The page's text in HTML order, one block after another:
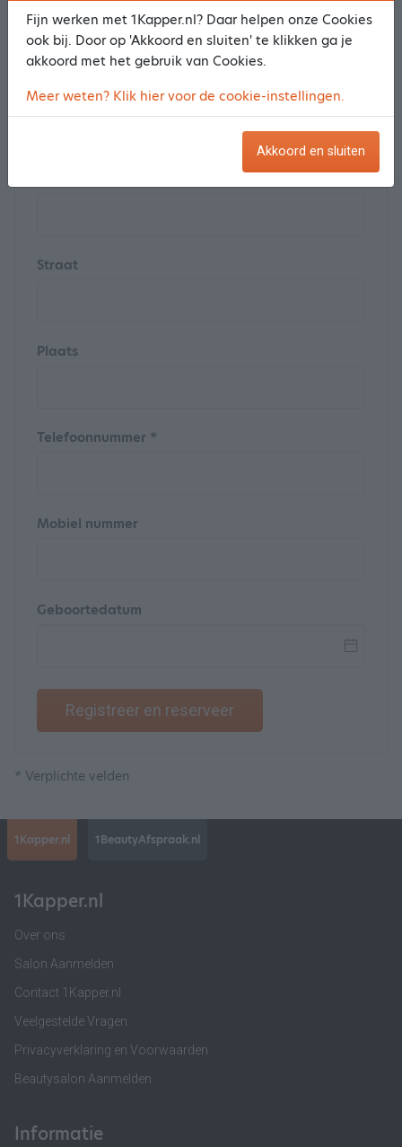
Achternaam *
Postcode
Straat
Plaats
Telefoonnummer *
Mobiel nummer
Geboortedatum
Registreer en reserveer
* Verplichte velden
1Kapper.nl 1BeautyAfspraak.nl
1Kapper.nl
Over ons
Salon Aanmelden
Contact 1Kapper.nl
Veelgestelde Vragen
Privacyverklaring en Voorwaarden
Beautysalon Aanmelden
Informatie
Fijn werken met 1Kapper.nl? Daar helpen onze Cookies
ook bij. Door op 'Akkoord en sluiten' te klikken ga je
akkoord met het gebruik van Cookies.
Meer weten? Klik hier voor de cookie-instellingen.
Akkoord en sluiten